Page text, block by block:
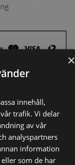
15%
5% Spandex
innehåll,
trafik. Vi delar
av vår
analyspartners
information
som de har